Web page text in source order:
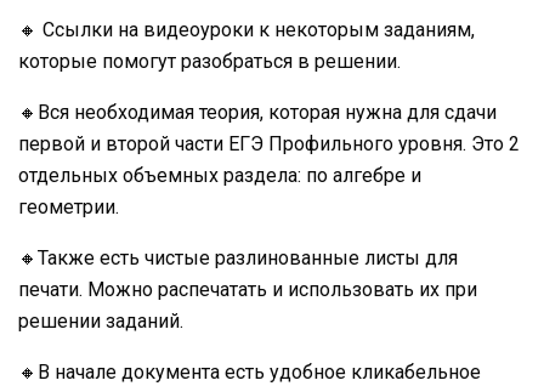
🔸 Ссылки на видеоуроки к некоторым заданиям,
которые помогут разобраться в решении.
🔸Вся необходимая теория, которая нужна для сдачи
первой и второй части ЕГЭ Профильного уровня. Это 2
отдельных объемных раздела: по алгебре и
геометрии.
🔸Также есть чистые разлинованные листы для
печати. Можно распечатать и использовать их при
решении заданий.
🔸В начале документа есть удобное кликабельное